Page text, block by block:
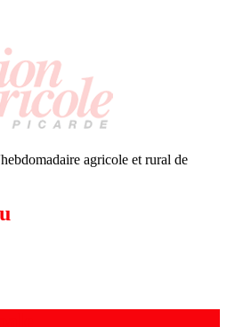
agricole et rural de